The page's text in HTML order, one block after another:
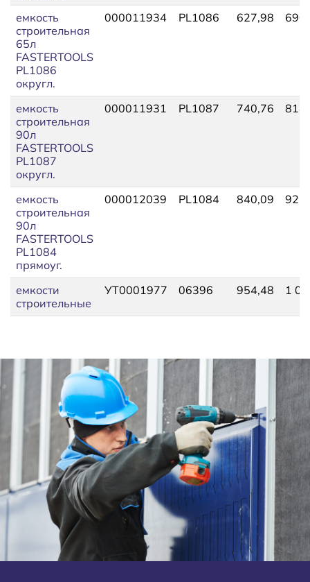
емкость
строительная
65л
FASTERTOOLS
PL1086
округл.
000011934 PL1086 627,98
емкость
строительная
90л
FASTERTOOLS
PL1087
округл.
000011931 PL1087 740,76
емкость
строительная
90л
FASTERTOOLS
PL1084
прямоуг.
000012039 PL1084 840,09
емкости
строительные
УТ0001977 06396 954,48 1